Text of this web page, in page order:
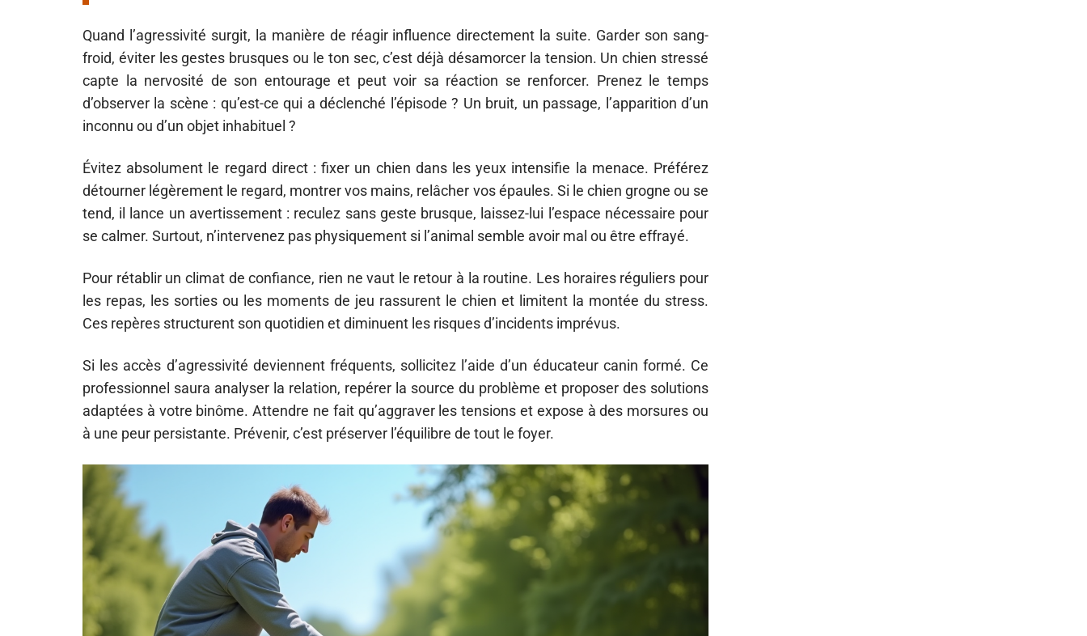
Quand l’agressivité surgit, la manière de réagir influence directement la suite. Garder son sang-
froid, éviter les gestes brusques ou le ton sec, c’est déjà désamorcer la tension. Un chien stressé
capte la nervosité de son entourage et peut voir sa réaction se renforcer. Prenez le temps
d’observer la scène : qu’est-ce qui a déclenché l’épisode ? Un bruit, un passage, l’apparition d’un
inconnu ou d’un objet inhabituel ?
Évitez absolument le regard direct : fixer un chien dans les yeux intensifie la menace. Préférez
détourner légèrement le regard, montrer vos mains, relâcher vos épaules. Si le chien grogne ou se
tend, il lance un avertissement : reculez sans geste brusque, laissez-lui l’espace nécessaire pour
se calmer. Surtout, n’intervenez pas physiquement si l’animal semble avoir mal ou être effrayé.
Pour rétablir un climat de confiance, rien ne vaut le retour à la routine. Les horaires réguliers pour
les repas, les sorties ou les moments de jeu rassurent le chien et limitent la montée du stress.
Ces repères structurent son quotidien et diminuent les risques d’incidents imprévus.
Si les accès d’agressivité deviennent fréquents, sollicitez l’aide d’un éducateur canin formé. Ce
professionnel saura analyser la relation, repérer la source du problème et proposer des solutions
adaptées à votre binôme. Attendre ne fait qu’aggraver les tensions et expose à des morsures ou
à une peur persistante. Prévenir, c’est préserver l’équilibre de tout le foyer.